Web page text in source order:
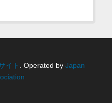
イト . Operated by Japan